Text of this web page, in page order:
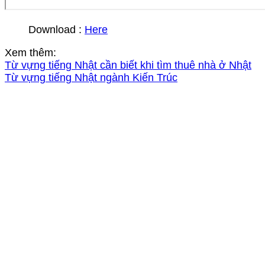
Download : Here
Xem thêm:
Từ vựng tiếng Nhật cần biết khi tìm thuê nhà ở Nhật
Từ vựng tiếng Nhật ngành Kiến Trúc